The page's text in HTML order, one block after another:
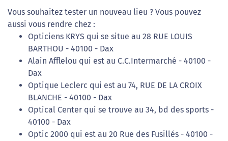
Vous souhaitez tester un nouveau lieu ? Vous pouvez
aussi vous rendre chez :
Opticiens KRYS qui se situe au 28 RUE LOUIS
BARTHOU - 40100 - Dax
Alain Afflelou qui est au C.C.Intermarché - 40100 -
Dax
Optique Leclerc qui est au 74, RUE DE LA CROIX
BLANCHE - 40100 - Dax
Optical Center qui se trouve au 34, bd des sports -
40100 - Dax
Optic 2000 qui est au 20 Rue des Fusillés - 40100 -